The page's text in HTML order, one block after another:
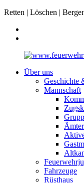
Retten | Löschen |
Über uns
Geschichte
Mannschaft
Fahrzeuge
Rüsthaus